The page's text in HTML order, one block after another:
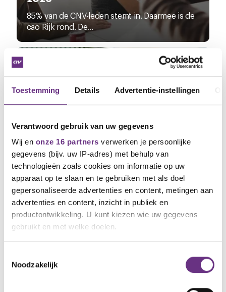
Toestemming Details Advertentie-instellingen
Verantwoord gebruik van uw gegevens
Wij en onze 16 partners verwerken je persoonlijke
gegevens (bijv. uw IP-adres) met behulp van
technologieën zoals cookies om informatie op uw
apparaat op te slaan en te gebruiken met als doel
gepersonaliseerde advertenties en content, metingen aan
advertenties en content, inzicht in publiek en
productontwikkeling. U kunt kiezen wie uw gegevens
gebruikt en met welke doelen.
Informatie verzamelen over uw geografische
Uw apparaat identificeren door het actief te
Noodzakelijk
85% van de CNV-leden stemt in. Daarmee is de
cao Rijk rond. De...
4 mei 2026
CNV-uitleg over
onderhandelingsresultaat cao Rijk
CNV geeft webinars om het cao resultaat Rijk